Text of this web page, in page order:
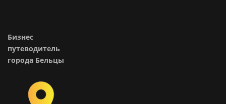
Бизнес
путеводитель
города Бельцы